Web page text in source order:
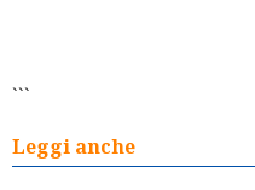
```
Leggi anche